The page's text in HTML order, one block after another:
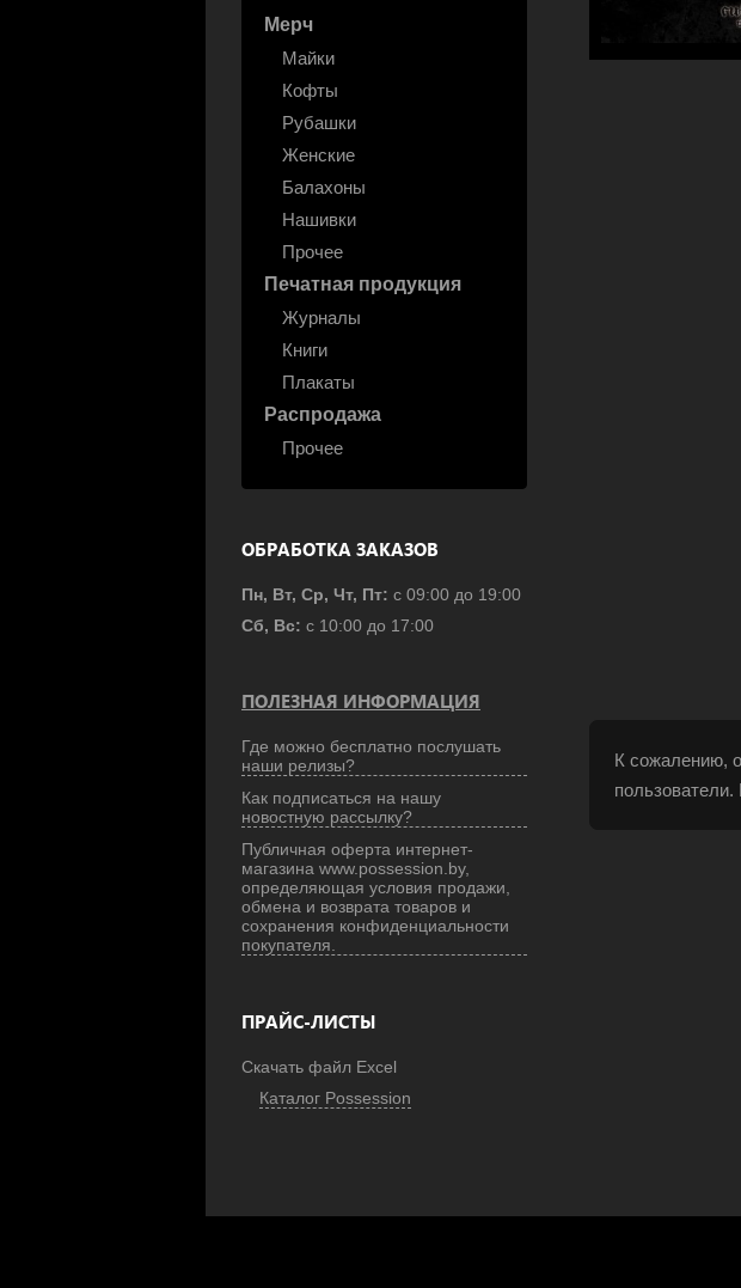
Мерч
Майки
Кофты
Рубашки
Женские
Балахоны
Нашивки
Прочее
Печатная продукция
Журналы
Книги
Плакаты
Распродажа
Прочее
ОБРАБОТКА ЗАКАЗОВ
Пн, Вт, Ср, Чт, Пт: с 09:00 до 19:00
Сб, Вс: с 10:00 до 17:00
ПОЛЕЗНАЯ ИНФОРМАЦИЯ
Где можно бесплатно послушать
наши релизы?
Как подписаться на нашу
новостную рассылку?
Публичная оферта интернет-
магазина www.possession.by,
определяющая условия продажи,
обмена и возврата товаров и
сохранения конфиденциальности
покупателя.
ПРАЙС-ЛИСТЫ
Скачать файл Excel
Каталог Possession
К сожалению,